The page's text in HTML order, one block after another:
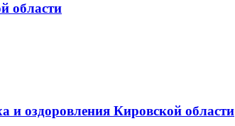
области
и оздоровления Кировской области